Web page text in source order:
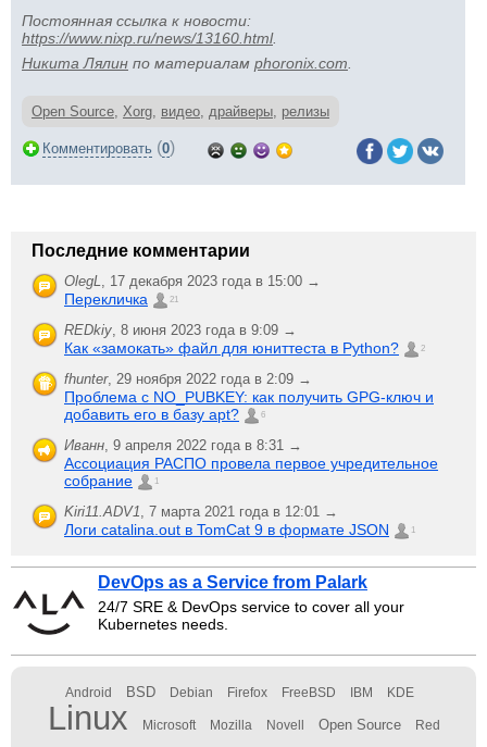
Постоянная ссылка к новости:
https://www.nixp.ru/news/13160.html.
Никита Лялин по материалам phoronix.com
Open Source, Xorg, видео, драйверы, релизы
Комментировать (0)
Последние комментарии
OlegL, 17 декабря 2023 года в 15:00 →
Перекличка 21
REDkiy, 8 июня 2023 года в 9:09 →
Как «замокать» файл для юниттеста в Python? 2
fhunter, 29 ноября 2022 года в 2:09 →
Проблема с NO_PUBKEY: как получить GPG-ключ и
добавить его в базу apt?
6
Иванн, 9 апреля 2022 года в 8:31 →
Ассоциация РАСПО провела первое учредительное
собрание
1
Kiri11.ADV1, 7 марта 2021 года в 12:01 →
Логи catalina.out в TomCat 9 в формате JSON 1
DevOps as a Service from Palark
24/7 SRE & DevOps service to cover all your
Kubernetes needs.
Android BSD Debian Firefox FreeBSD IBM KDE
Linux Microsoft Mozilla Novell Open Source Red